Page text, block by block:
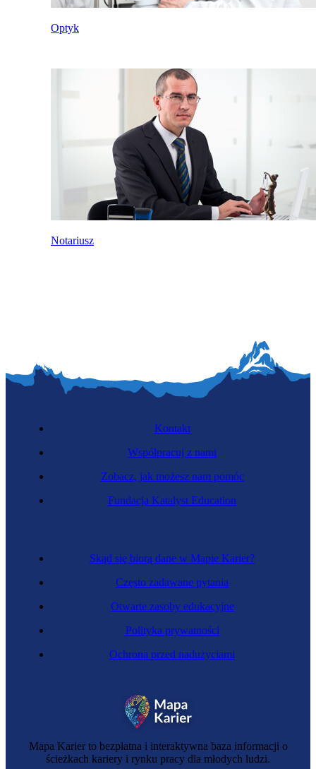
Optyk
Notariusz
Mapa Karier to bezpłatna i interaktywna baza informacji o
ścieżkach kariery i rynku pracy dla młodych ludzi.
Skąd się biorą dane w Mapie Karier?
Często zadawane pytania
Otwarte zasoby edukacyjne
Polityka prywatności
Ochrona przed nadużyciami
Kontakt
Współpracuj z nami
Zobacz, jak możesz nam pomóc
Fundacja Katalyst Education